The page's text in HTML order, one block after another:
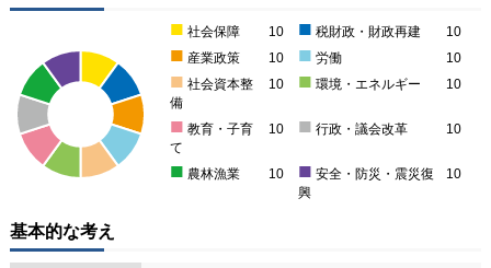
■ 社会保障 10 ■ 税財政・財政再建 10
■ 産業政策 10 ■ 労働 10
■ 社会資本整
備
10 ■ 環境・エネルギー 10
■ 教育・子育
て
10 ■ 行政・議会改革 10
■ 農林漁業 10 ■ 安全・防災・震災復
興
10
基本的な考え